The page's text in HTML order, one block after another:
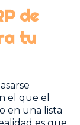
de
tu
el que el
en una lista
es que